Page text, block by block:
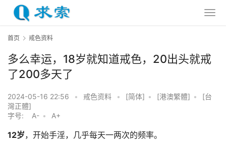
首页 戒色资料
多么幸运，18岁就知道戒色，20出头就戒
了200多天了
2024-05-16 22:56 • 戒色资料 • [简体] • [港澳繁體] •
[台
灣正體]
字号:
A- • A+
12岁，开始手淫，几乎每天一两次的频率。